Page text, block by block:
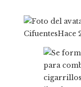
CifuentesHace